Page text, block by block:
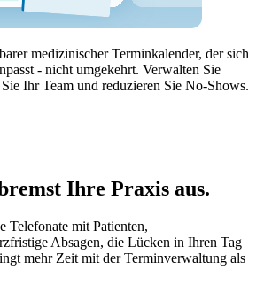
medizinischer Terminkalender, der sich
- nicht umgekehrt. Verwalten Sie
Ihr Team und reduzieren Sie No-Shows.
Ihre Praxis aus.
Telefonate mit Patienten,
Absagen, die Lücken in Ihren Tag
mehr Zeit mit der Terminverwaltung als